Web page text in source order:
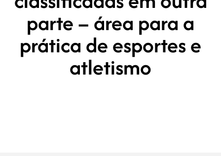
parte – área para a
prática de esportes e
atletismo